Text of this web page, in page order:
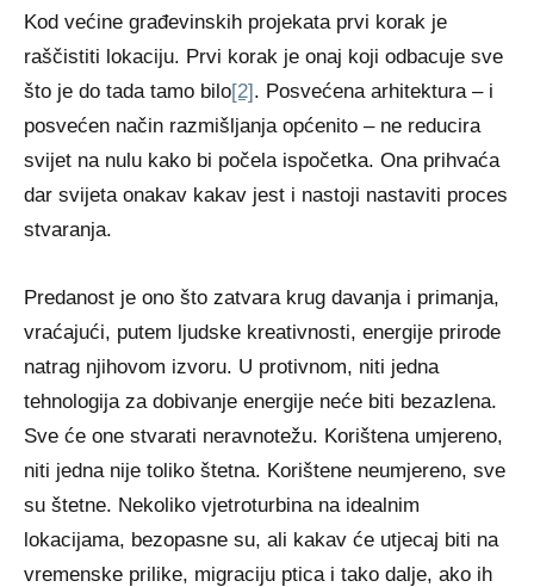
Kod većine građevinskih projekata prvi korak je
raščistiti lokaciju. Prvi korak je onaj koji odbacuje sve
što je do tada tamo bilo[2]. Posvećena arhitektura – i
posvećen način razmišljanja općenito – ne reducira
svijet na nulu kako bi počela ispočetka. Ona prihvaća
dar svijeta onakav kakav jest i nastoji nastaviti proces
stvaranja.
Predanost je ono što zatvara krug davanja i primanja,
vraćajući, putem ljudske kreativnosti, energije prirode
natrag njihovom izvoru. U protivnom, niti jedna
tehnologija za dobivanje energije neće biti bezazlena.
Sve će one stvarati neravnotežu. Korištena umjereno,
niti jedna nije toliko štetna. Korištene neumjereno, sve
su štetne. Nekoliko vjetroturbina na idealnim
lokacijama, bezopasne su, ali kakav će utjecaj biti na
vremenske prilike, migraciju ptica i tako dalje, ako ih